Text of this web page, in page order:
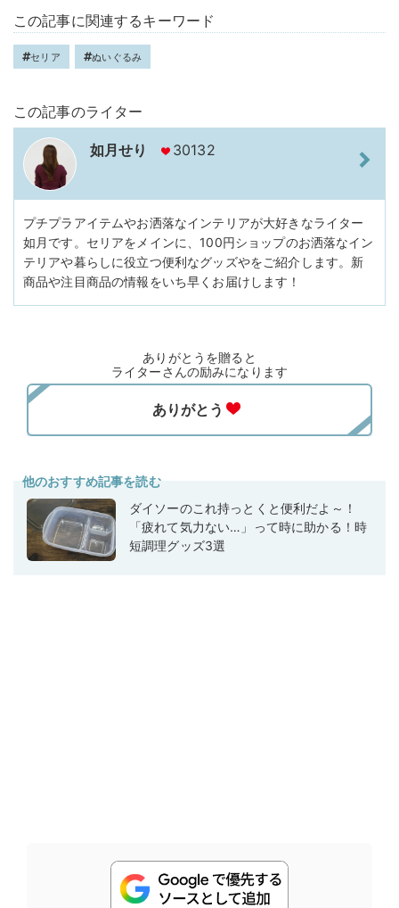
この記事に関連するキーワード
セリア ぬいぐるみ
この記事のライター
如月せり 30132
プチプラアイテムやお洒落なインテリアが大好きなライター
如月です。セリアをメインに、100円ショップのお洒落なイン
テリアや暮らしに役立つ便利なグッズやをご紹介します。新
商品や注目商品の情報をいち早くお届けします！
ありがとうを贈ると
ライターさんの励みになります
他のおすすめ記事を読む
ダイソーのこれ持っとくと便利だよ～！
「疲れて気力ない…」って時に助かる！時
短調理グッズ3選